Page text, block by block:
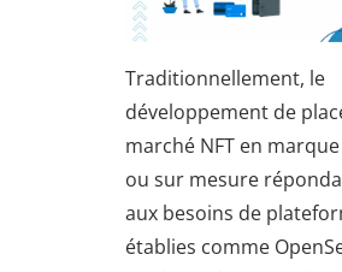
Traditionnellement, le
développement de
marché NFT en
ou sur mesure
aux besoins de
établies comme